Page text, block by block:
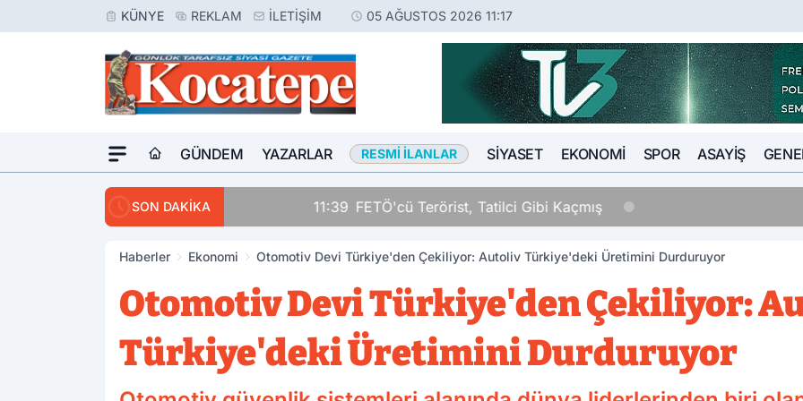
KÜNYE REKLAM İLETIŞIM 05 AĞUSTOS 2026 11:17
GÜNDEM YAZARLAR RESMI İLANLAR SIYASET EKONOMI SPOR ASAYIŞ
SON DAKİKA FETÖ'cü Terörist, Tatilci Gibi Kaçmış
Haberler Ekonomi Otomotiv Devi Türkiye'den Çekiliyor: Autoliv Türkiye'deki Üretimini Durduruyor
Otomotiv Devi Türkiye'den Çekiliyor:
Türkiye'deki Üretimini Durduruyor